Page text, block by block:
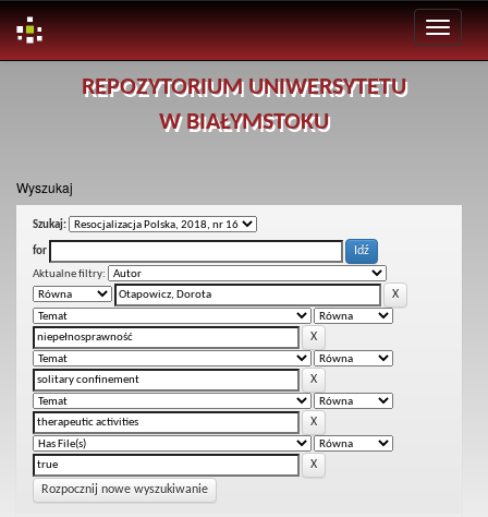
REPOZYTORIUM UNIWERSYTETU
W BIAŁYMSTOKU
Wyszukaj
Szukaj:
for
Aktualne filtry:
Rozpocznij nowe wyszukiwanie